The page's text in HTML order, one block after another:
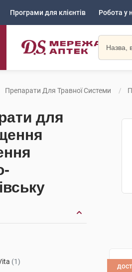
Програми для клієнтів Робота у
Препарати Для Травної Системи
для
(1)